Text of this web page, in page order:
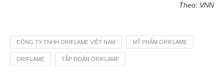
Theo: VNN
CÔNG TY TNHH ORIFLAME VIỆT NAM MỸ PHẨM ORIFLAME
ORIFLAME TẬP ĐOÀN ORIFLAME